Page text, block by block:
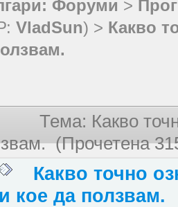
Форуми >
VladSun) > Какво
Тема: Какво
(Прочетена
Какво точно
и кое да ползвам.